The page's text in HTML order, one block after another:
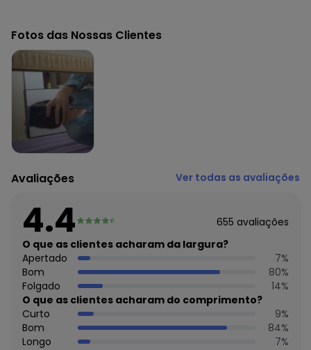
Modelagem: Solto
Comprimento da manga: Longa
Decote frente: Com gola
Observação: Martingale nas mangas.
Fechamento: Botão
Tecido: Jeans
Composição: Conforme imagem etiqueta
Histórico de preços
algum dia do mês, para o menor tamanho disponível.
agosto/2026
N/D*
junho/2026 N/D*
maio/2026 R$ 79,99
abril/2026
março/2026 R$ 94,99
fevereiro/2026 R$ 94,99
Fotos das Nossas Clientes
Avaliações Ver todas as avaliações
4.4 655 avaliações
O que as clientes acharam da largura?
Apertado
7%
Bom
80%
Folgado
14%
O que as clientes acharam do comprimento?
Curto
9%
Bom
84%
Longo
7%